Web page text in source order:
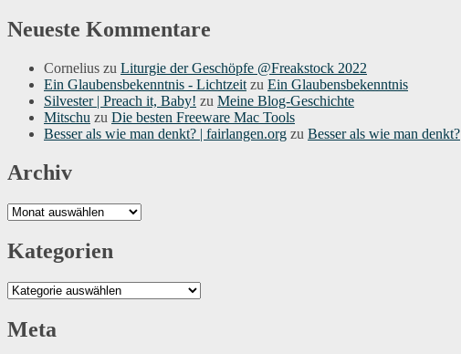
Neueste Kommentare
Cornelius zu Liturgie der Geschöpfe @Freakstock 2022
Ein Glaubensbekenntnis - Lichtzeit zu Ein Glaubensbekenntnis
Silvester | Preach it, Baby! zu Meine Blog-Geschichte
Mitschu zu Die besten Freeware Mac Tools
Besser als wie man denkt? | fairlangen.org zu Besser als wie man denkt?
Archiv
Archiv
Kategorien
Kategorien
Meta